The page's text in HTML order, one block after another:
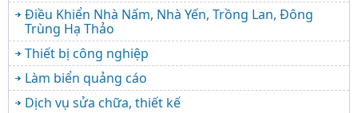
Điều Khiển Nhà Nấm, Nhà Yến, Trồng Lan, Đông
Trùng Hạ Thảo
Thiết bị công nghiệp
Làm biển quảng cáo
Dịch vụ sửa chữa, thiết kế